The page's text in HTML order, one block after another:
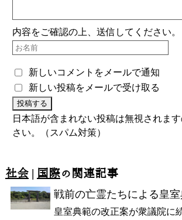
内容をご確認の上、送信してください。
新しいコメントをメールで通知
新しい投稿をメールで受け取る
日本語が含まれない投稿は無視されま
さい。（スパム対策）
社会| 国際の関連記事
戦前の亡霊たちによる皇
皇室典範の改正案が衆議院に